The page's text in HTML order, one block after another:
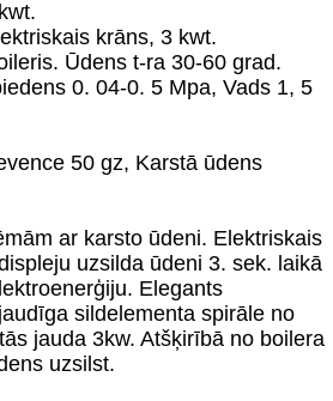
krāns, 3 kwt.
Ūdens t-ra 30-60 grad.
0. 04-0. 5 Mpa, Vads 1, 5
50 gz, Karstā ūdens
ar karsto ūdeni. Elektriskais
uzsilda ūdeni 3. sek. laikā
Elegants
sildelementa spirāle no
jauda 3kw. Atšķirībā no boilera
uzsilst.